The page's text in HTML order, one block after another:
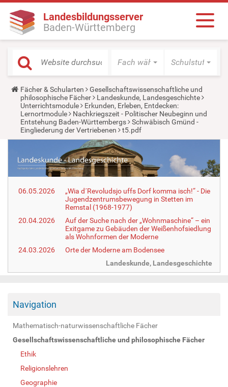
Landesbildungsserver
Baden-Württemberg
Fach wählen Schulstufe
Y
o
u
a
r
e
h
e
:
Fächer & Schularten
Gesellschaftswissenschaftliche und
philosophische Fächer
Landeskunde, Landesgeschichte
Unterrichtsmodule
Erkunden, Erleben, Entdecken:
Lernortmodule
Nachkriegszeit - Politischer Neubeginn und
Entstehung Baden-Württembergs
Schwäbisch Gmünd -
Eingliederung der Vertriebenen
t5.pdf
06.05.2026
„Wia d´Revoludsjo uffs Dorf komma isch!“ - Die
Jugendzentrumsbewegung in Stetten im
Remstal (1968-1977)
20.04.2026
Auf der Suche nach der „Wohnmaschine“ – ein
Exitgame zu Gebäuden der Weißenhofsiedlung
als Wohnformen der Moderne
24.03.2026
Orte der Moderne am Bodensee
Landeskunde, Landesgeschichte
Navigation
Mathematisch-naturwissenschaftliche Fächer
Gesellschaftswissenschaftliche und philosophische Fächer
Ethik
Religionslehren
Geographie